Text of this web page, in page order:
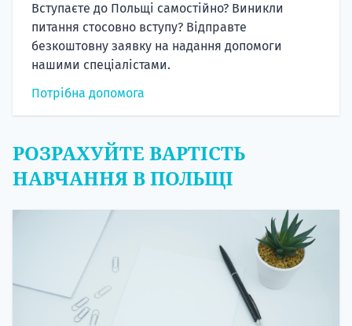
Вступаєте до Польщі самостійно? Виникли
питання стосовно вступу? Відправте
безкоштовну заявку на надання допомоги
нашими спеціалістами.
Потрібна допомога
РОЗРАХУЙТЕ ВАРТІСТЬ
НАВЧАННЯ В ПОЛЬЩІ